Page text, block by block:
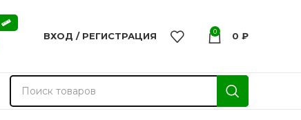
ВХОД / РЕГИСТРАЦИЯ 0 0 ₽